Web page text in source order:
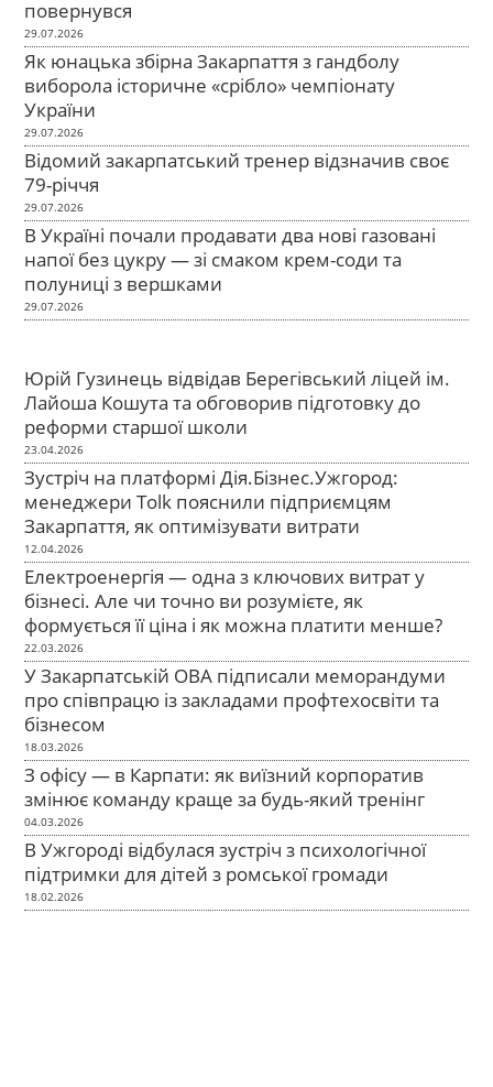
повернувся
29.07.2026
Як юнацька збірна Закарпаття з гандболу
виборола історичне «срібло» чемпіонату
України
29.07.2026
Відомий закарпатський тренер відзначив своє
79-річчя
29.07.2026
В Україні почали продавати два нові газовані
напої без цукру — зі смаком крем-соди та
полуниці з вершками
29.07.2026
Юрій Гузинець відвідав Берегівський ліцей ім.
Лайоша Кошута та обговорив підготовку до
реформи старшої школи
23.04.2026
Зустріч на платформі Дія.Бізнес.Ужгород:
менеджери Tolk пояснили підприємцям
Закарпаття, як оптимізувати витрати
12.04.2026
Електроенергія — одна з ключових витрат у
бізнесі. Але чи точно ви розумієте, як
формується її ціна і як можна платити менше?
22.03.2026
У Закарпатській ОВА підписали меморандуми
про співпрацю із закладами профтехосвіти та
бізнесом
18.03.2026
З офісу — в Карпати: як виїзний корпоратив
змінює команду краще за будь-який тренінг
04.03.2026
В Ужгороді відбулася зустріч з психологічної
підтримки для дітей з ромської громади
18.02.2026